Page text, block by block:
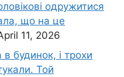
одружитися
що на це
11, 2026
будинок, і трохи
Той